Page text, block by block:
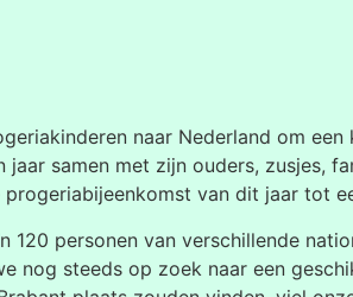
naar Nederland om
samen met zijn ouders, zusjes,
van dit jaar tot
120 personen van verschillende
nog steeds op zoek naar een